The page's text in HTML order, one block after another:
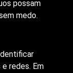
possam
medo.
redes. Em